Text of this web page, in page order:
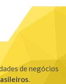
de negócios
.